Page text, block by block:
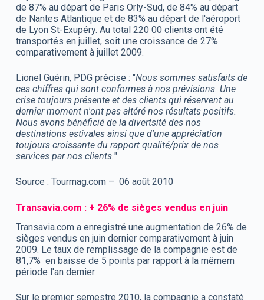
de 87% au départ de Paris Orly-Sud, de 84% au départ
de Nantes Atlantique et de 83% au départ de l'aéroport
de Lyon St-Exupéry. Au total 220 00 clients ont été
transportés en juillet, soit une croissance de 27%
comparativement à juillet 2009.
Lionel Guérin, PDG précise : "Nous sommes satisfaits de
ces chiffres qui sont conformes à nos prévisions. Une
crise toujours présente et des clients qui réservent au
dernier moment n'ont pas altéré nos résultats positifs.
Nous avons bénéficié de la divertsité des nos
destinations estivales ainsi que d'une appréciation
toujours croissante du rapport qualité/prix de nos
services par nos clients."
Source : Tourmag.com – 06 août 2010
Transavia.com : + 26% de sièges vendus en juin
Transavia.com a enregistré une augmentation de 26% de
sièges vendus en juin dernier comparativement à juin
2009. Le taux de remplissage de la compagnie est de
81,7% en baisse de 5 points par rapport à la mêmem
période l'an dernier.
Sur le premier semestre 2010, la compagnie a constaté